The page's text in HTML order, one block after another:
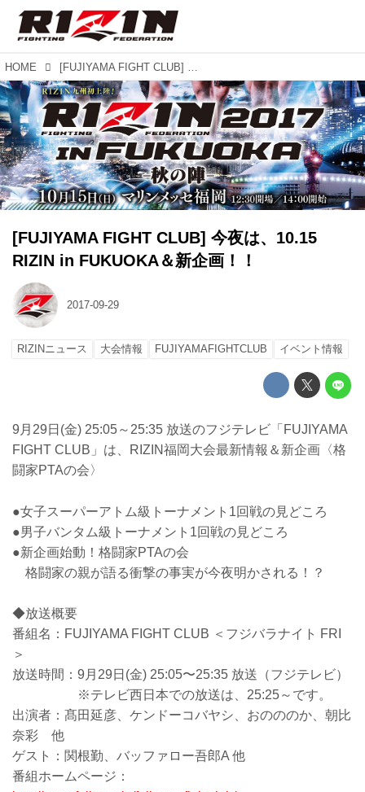
HOME [FUJIYAMA FIGHT CLUB] 今夜は、10.15 RIZIN in FUKUOKA＆新企画！！
[FUJIYAMA FIGHT CLUB] 今夜は、10.15
RIZIN in FUKUOKA＆新企画！！
2017-09-29
RIZINニュース 大会情報 FUJIYAMAFIGHTCLUB イベント情報
9月29日(金) 25:05～25:35 放送のフジテレビ「FUJIYAMA
FIGHT CLUB」は、RIZIN福岡大会最新情報＆新企画〈格
闘家PTAの会〉
●女子スーパーアトム級トーナメント1回戦の見どころ
●男子バンタム級トーナメント1回戦の見どころ
●新企画始動！格闘家PTAの会
格闘家の親が語る衝撃の事実が今夜明かされる！？
◆放送概要
番組名：FUJIYAMA FIGHT CLUB ＜フジバラナイト FRI
＞
放送時間：9月29日(金) 25:05〜25:35 放送（フジテレビ）
※テレビ西日本での放送は、25:25～です。
出演者：髙田延彦、ケンドーコバヤシ、おのののか、朝比
奈彩 他
ゲスト：関根勤、バッファロー吾郎A 他
番組ホームページ：